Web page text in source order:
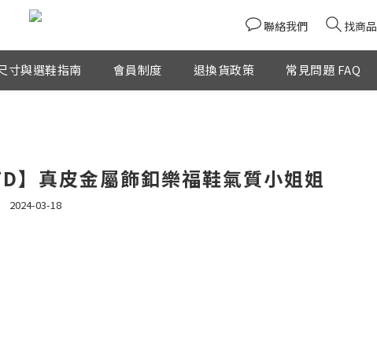
聯絡我們 找商品
寸與選鞋指南 會員制度 退換貨政策 常見問題 FAQ
】真皮金屬飾釦樂福鞋氣質小姐姐
2024-03-18